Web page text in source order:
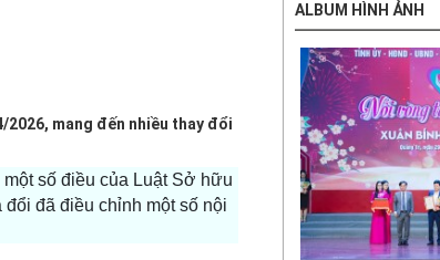
mang đến nhiều thay đổi
số điều của Luật Sở hữu
đã điều chỉnh một số nội
ALBUM HÌNH ẢNH